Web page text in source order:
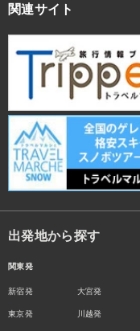
関連サイト
出発地から探す
関東発
新宿発
東京発
大宮発
川越発